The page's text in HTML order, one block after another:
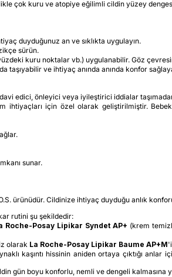
çok kuru ve atopiye eğilimli cildin yüzey
duyduğunuz an ve sıklıkta uygulayın.
sürün.
kuru noktalar vb.) uygulanabilir. Göz
taşıyabilir ve ihtiyaç anında anında konfor
edici, önleyici veya iyileştirici iddialar
ihtiyaçları için özel olarak geliştirilmiştir.
sunar.
ürünüdür. Cildinize ihtiyaç duyduğu anlık
rutini şu şekildedir:
Roche-Posay Lipikar Syndet AP+ (krem
olarak La Roche-Posay Lipikar Baume AP+M
kaşıntı hissinin aniden ortaya çıktığı anlar
gün boyu konforlu, nemli ve dengeli kalmasına